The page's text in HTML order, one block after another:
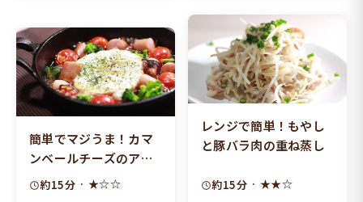
簡単でマジうま！カマ
ンベールチーズのアヒ
ージョ
約15分 · ★☆☆
レンジで簡単！もやし
と豚バラ肉の重ね蒸し
約15分 · ★★☆